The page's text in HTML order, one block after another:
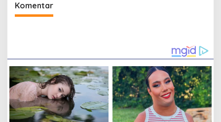
Komentar